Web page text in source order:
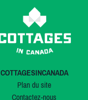
COTTAGESINCANADA
Plan du site
Contactez-nous